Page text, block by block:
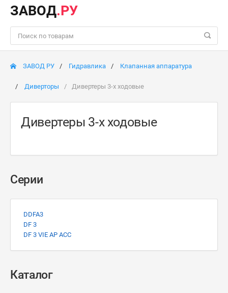
ЗАВОД.РУ
ЗАВОД РУ Гидравлика Клапанная аппаратура
Диверторы Дивертеры 3-х ходовые
Дивертеры 3-х ходовые
Серии
DDFA3
DF 3
DF 3 VIE AP ACC
Каталог